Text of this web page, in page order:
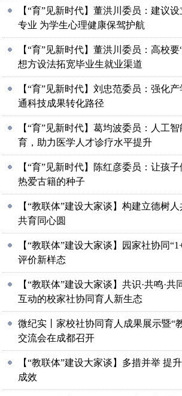
【“育”见新时代】董洪川委员：建议
专业 为学生心理健康保驾护航
【“育”见新时代】董洪川委员：高校
想方设法拓宽毕业生就业渠道
【“育”见新时代】刘忠范委员：强化
通科技成果转化路径
【“育”见新时代】葛均波委员：人工
育，助力医学人才诊疗水平提升
【“育”见新时代】陈红彦委员：让孩
热爱古籍的种子
【“教联体”建设大家谈】构建立德树
共育同心圆
【“教联体”建设大家谈】园家社协同
评价新样态
【“教联体”建设大家谈】共识·共鸣·
互动的校家社协同育人新生态
微纪实丨家校社协同育人成果展示暨“
交流会在成都召开
【“教联体”建设大家谈】多措并举 提
成效